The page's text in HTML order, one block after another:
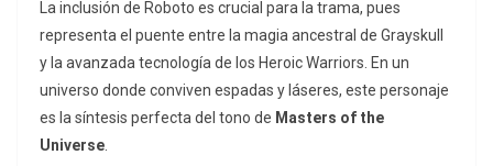
La inclusión de Roboto es crucial para la trama, pues
representa el puente entre la magia ancestral de Grayskull
y la avanzada tecnología de los Heroic Warriors. En un
universo donde conviven espadas y láseres, este personaje
es la síntesis perfecta del tono de Masters of the
Universe